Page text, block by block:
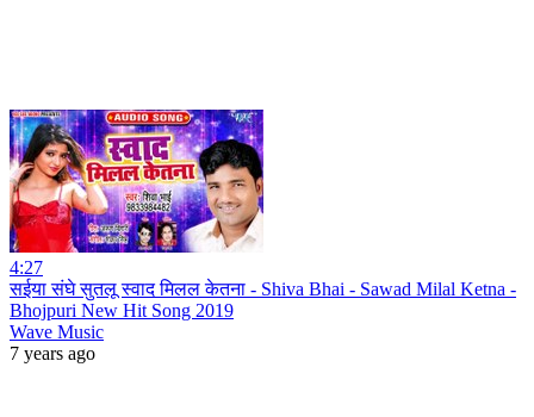
4:27
सईया संघे सुतलू स्वाद मिलल केतना - Shiva Bhai - Sawad Milal Ketna -
Bhojpuri New Hit Song 2019
Wave Music
7 years ago